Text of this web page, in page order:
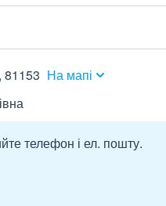
81153 На мапі
телефон і ел. пошту.